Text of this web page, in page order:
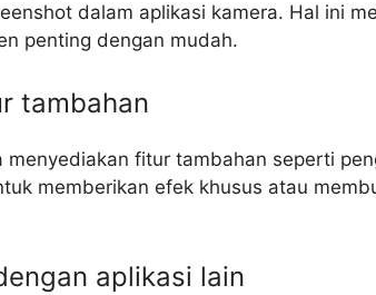
dalam aplikasi kamera. Hal ini
penting dengan mudah.
tambahan
menyediakan fitur tambahan seperti
memberikan efek khusus atau
aplikasi lain